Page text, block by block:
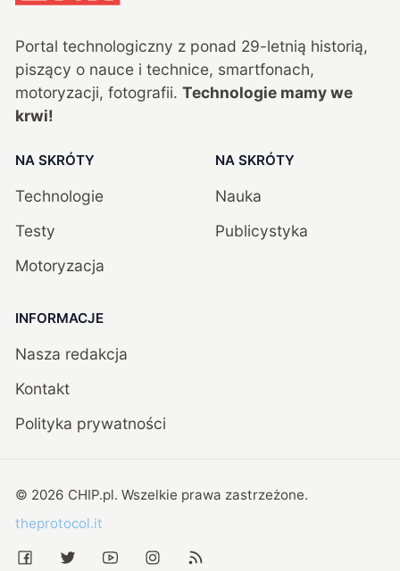
Portal technologiczny z ponad 29-letnią historią,
piszący o nauce i technice, smartfonach,
motoryzacji, fotografii. Technologie mamy we
krwi!
NA SKRÓTY
Technologie
Testy
Motoryzacja
NA SKRÓTY
Nauka
Publicystyka
INFORMACJE
Nasza redakcja
Kontakt
Polityka prywatności
© 2026 CHIP.pl. Wszelkie prawa zastrzeżone.
theprotocol.it